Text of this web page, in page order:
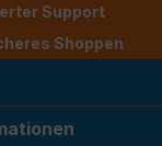
Support
Shoppen